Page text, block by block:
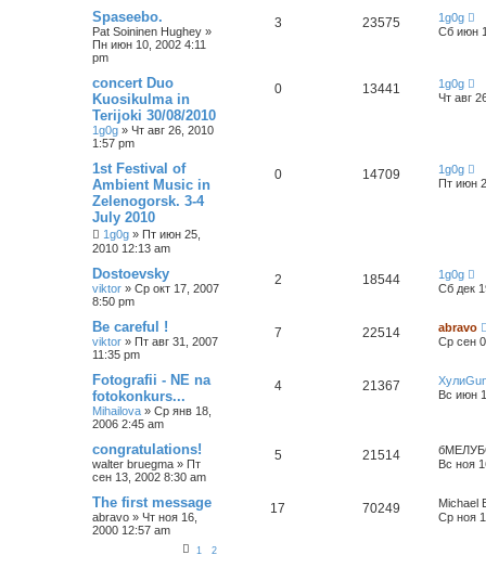
Spaseebo.
Pat Soininen Hughey »
Пн июн 10, 2002 4:11
pm
3 23575
1g0g
Сб июн
concert Duo
Kuosikulma in
Terijoki 30/08/2010
1g0g » Чт авг 26, 2010
1:57 pm
0 13441
1g0g
Чт авг
1st Festival of
Ambient Music in
Zelenogorsk. 3-4
July 2010
1g0g » Пт июн 25,
2010 12:13 am
0 14709
1g0g
Пт июн
Dostoevsky
viktor » Ср окт 17, 2007
8:50 pm
2 18544
1g0g
Сб дек
Be careful !
viktor » Пт авг 31, 2007
11:35 pm
7 22514
abravo
Ср сен
Fotografii - NE na
fotokonkurs...
Mihailova » Ср янв 18,
2006 2:45 am
4 21367
Вс июн
congratulations!
walter bruegma » Пт
сен 13, 2002 8:30 am
5 21514
Вс ноя
The first message
abravo » Чт ноя 16,
2000 12:57 am
1 2
17 70249
Michael
Ср ноя